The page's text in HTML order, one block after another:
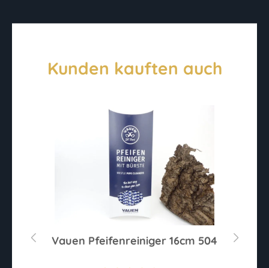
Kunden kauften auch
Vauen Pfeifenreiniger 16cm 504